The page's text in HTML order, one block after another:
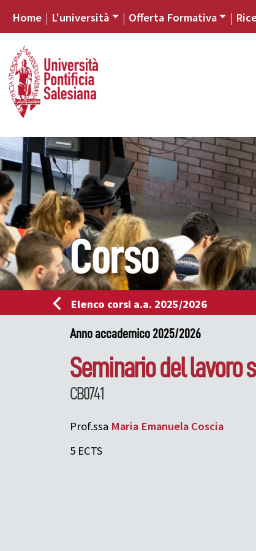
Home L'università Offerta Formativa
Corso
Elenco corsi a.a. 2025/2026
Anno accademico 2025/2026
Seminario del lavoro
CB0741
Prof.ssa Maria EmanuelaCoscia
5 ECTS